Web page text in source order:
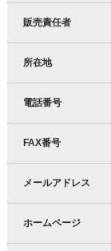
販売責任者
所在地
電話番号
FAX番号
メールアドレス
ホームページ